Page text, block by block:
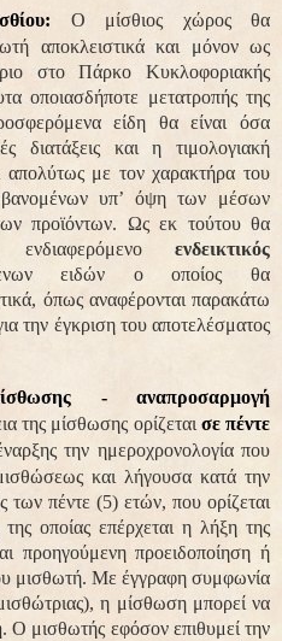
Ο μίσθιος χώρος θα
αποκλειστικά και μόνον ως
στο Πάρκο Κυκλοφοριακής
οποιασδήποτε μετατροπής της
είδη θα είναι όσα
διατάξεις και η τιμολογιακή
απολύτως με τον χαρακτήρα του
υπ’ όψη των μέσων
προϊόντων. Ως εκ τούτου θα
ενδεικτικός
ειδών ο οποίος θα
όπως αναφέρονται παρακάτω
την έγκριση του αποτελέσματος
- αναπροσαρμογή
της μίσθωσης ορίζεται σε πέντε
την ημεροχρονολογία που
και λήγουσα κατά την
πέντε (5) ετών, που ορίζεται
οποίας επέρχεται η λήξη της
προηγούμενη προειδοποίηση ή
μισθωτή. Με έγγραφη συμφωνία
η μίσθωση μπορεί να
. Ο μισθωτής εφόσον επιθυμεί την